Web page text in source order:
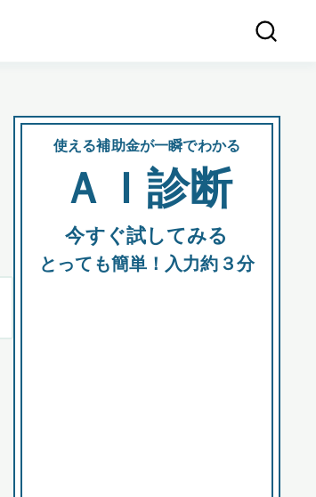
使える補助金が一瞬でわかる
ＡＩ診断
今すぐ試してみる
とっても簡単！入力約３分